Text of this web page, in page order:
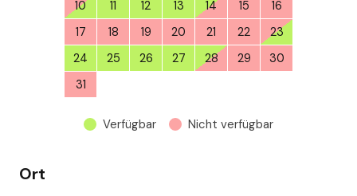
10
11 12 13 14 15
16
17
18 19 20 21 22
23
24
25 26 27 28 29
30
31
Verfügbar Nicht verfügbar
Ort